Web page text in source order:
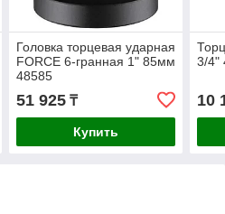
Головка торцевая ударная
FORCE 6-гранная 1" 85мм
48585
51 925₸
Купить
3/4"
10